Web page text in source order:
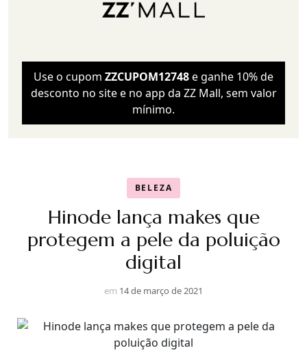
Use o cupom ZZCUPOM12748e ganhe 10% de
desconto no site e no app da ZZ Mall, sem valor
mínimo.
BELEZA
Hinode lança makes que
protegem a pele da poluição
digital
em 14 de março de 2021